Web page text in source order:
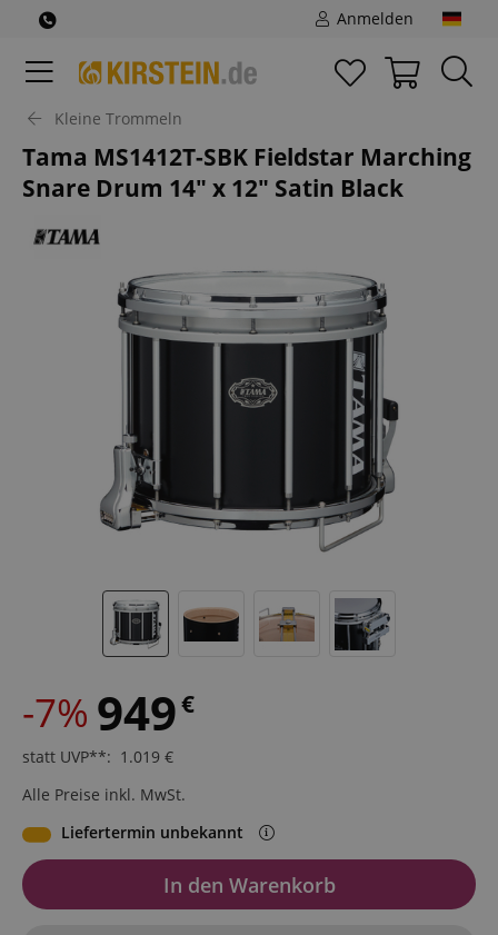
Anmelden
Kleine Trommeln
Tama MS1412T-SBK Fieldstar Marching
Snare Drum 14" x 12" Satin Black
-7% 949€
statt UVP**: 1.019 €
Alle Preise inkl. MwSt.
Liefertermin unbekannt
In den Warenkorb